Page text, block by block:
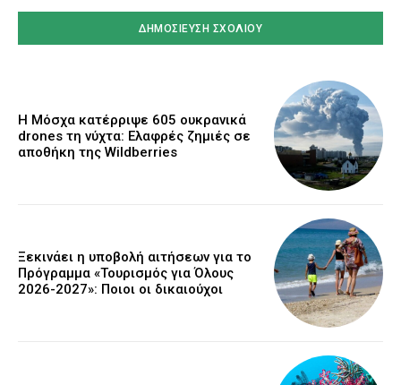
Η Μόσχα κατέρριψε 605 ουκρανικά
drones τη νύχτα: Ελαφρές ζημιές σε
αποθήκη της Wildberries
Ξεκινάει η υποβολή αιτήσεων για το
Πρόγραμμα «Τουρισμός για Όλους
2026-2027»: Ποιοι οι δικαιούχοι